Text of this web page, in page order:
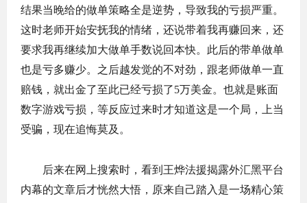
结果当晚给的做单策略全是逆势，导致我的亏损严重。
这时老师开始安抚我的情绪，还说带着我再赚回来，还
要求我再继续加大做单手数说回本快。此后的带单做单
也是亏多赚少。之后越发觉的不对劲，跟老师做单一直
赔钱，就出金了至此已经亏损了5万美金。也就是账面
数字游戏亏损，等反应过来时才知道这是一个局，上当
受骗，现在追悔莫及。
后来在网上搜索时，看到王烨法援揭露外汇黑平台
内幕的文章后才恍然大悟，原来自己踏入是一场精心策